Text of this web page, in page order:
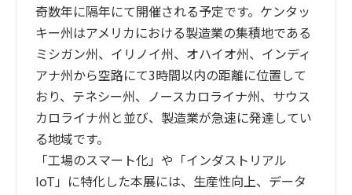
奇数年に隔年にて開催される予定です。ケンタッ
キー州はアメリカにおける製造業の集積地である
ミシガン州、イリノイ州、オハイオ州、インディ
アナ州から空路にて3時間以内の距離に位置して
おり、テネシー州、ノースカロライナ州、サウス
カロライナ州と並び、製造業が急速に発達してい
る地域です。
「工場のスマート化」や「インダストリアル
IoT」に特化した本展には、生産性向上、データ